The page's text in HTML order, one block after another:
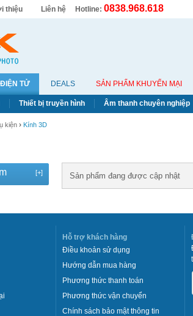
thiệu Liên hệ Hotline: 0838.968.618
ĐIỆN TỬ DEALS SẢN PHẨM KHUYẾN MẠI
Thiết bị truyền hình Âm thanh chuyên nghiệp
kiện › Kính 3D
[+] Sản phẩm đang được cập nhật
Hỗ trợ khách hàng
Điều khoản sử dụng
Hướng dẫn mua hàng
Phương thức thanh toán
Phương thức vận chuyển
Chính sách bảo mật thông tin